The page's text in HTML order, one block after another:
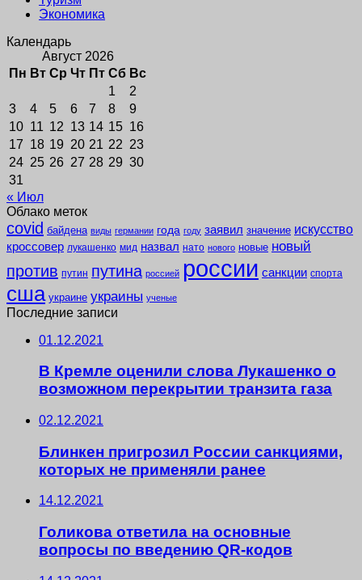
Экономика
Календарь
Август 2026
Пн Вт Ср Чт Пт Сб Вс
1
2
3
4 5 6 7 8
9
10 11 12 13 14 15 16
17 18 19 20 21 22 23
24 25 26 27 28 29 30
31
« Июл
Облако меток
covid байдена виды германии года году заявил значение искусство
кроссовер лукашенко мид назвал нато нового новые новый
против путин путина россией россии санкции спорта
сша украине украины ученые
Последние записи
01.12.2021
В Кремле оценили слова Лукашенко о
возможном перекрытии транзита газа
02.12.2021
Блинкен пригрозил России санкциями,
которых не применяли ранее
14.12.2021
Голикова ответила на основные
вопросы по введению QR-кодов